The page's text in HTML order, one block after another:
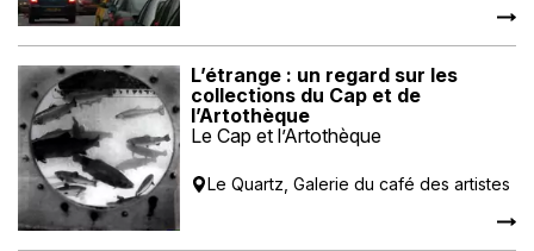
L’étrange : un regard sur les
collections du Cap et de
l’Artothèque
Le Cap et l’Artothèque
Le Quartz, Galerie du café des artistes